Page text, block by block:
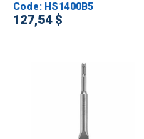
Code: HS1400B5
127,54 $